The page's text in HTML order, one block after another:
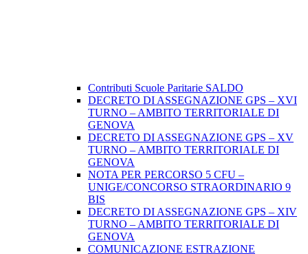
Contributi Scuole Paritarie SALDO
DECRETO DI ASSEGNAZIONE GPS – XVI
TURNO – AMBITO TERRITORIALE DI
GENOVA
DECRETO DI ASSEGNAZIONE GPS – XV
TURNO – AMBITO TERRITORIALE DI
GENOVA
NOTA PER PERCORSO 5 CFU –
UNIGE/CONCORSO STRAORDINARIO 9
BIS
DECRETO DI ASSEGNAZIONE GPS – XIV
TURNO – AMBITO TERRITORIALE DI
GENOVA
COMUNICAZIONE ESTRAZIONE